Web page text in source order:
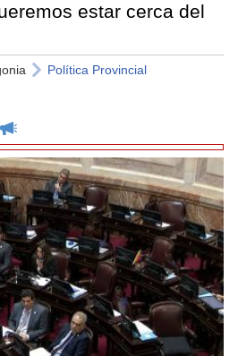
estar cerca del
Política Provincial